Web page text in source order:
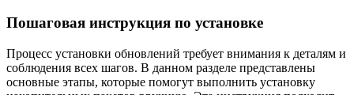
Пошаговая инструкция по установке
Процесс установки обновлений требует внимания к деталям и
соблюдения всех шагов. В данном разделе представлены
основные этапы, которые помогут выполнить установку